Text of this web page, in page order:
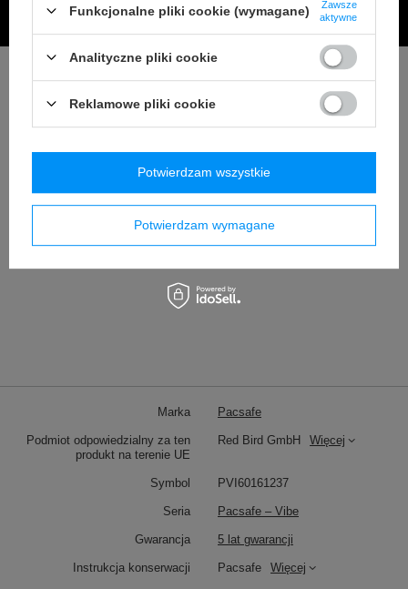
Marka Pacsafe
Podmiot odpowiedzialny za ten
produkt na terenie UE
Red Bird GmbH Więcej
Symbol PVI60161237
Seria Pacsafe – Vibe
Gwarancja 5 lat gwarancji
Instrukcja konserwacji Pacsafe Więcej
Funkcjonalne pliki cookie (wymagane)
Zawsze
aktywne
Analityczne pliki cookie
Reklamowe pliki cookie
Potwierdzam wymagane
Potwierdzam wszystkie